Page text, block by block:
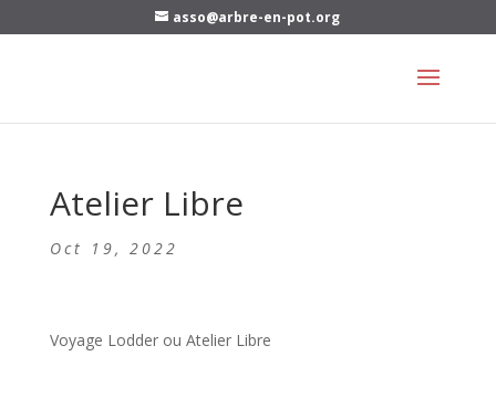
asso@arbre-en-pot.org
Atelier Libre
Oct 19, 2022
Voyage Lodder ou Atelier Libre